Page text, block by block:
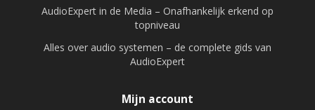
AudioExpert in de Media – Onafhankelijk erkend op
topniveau
Alles over audio systemen – de complete gids van
AudioExpert
Mijn account